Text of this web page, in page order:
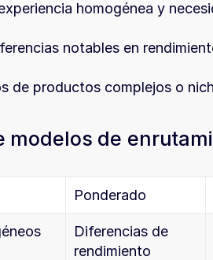
homogénea y
notables en
de productos complejos o
modelos de
Ponderado
Diferencias de
rendimiento